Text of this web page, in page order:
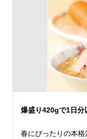
力屋で元気をチャ
※ぶたから定食と餃
上記期間中、アプ
無料になるクーポ
メン(並)または(大)
さらに、お子さま
しかもこのクーポ
クーポンは即日取
す（ ※1日1回限り
新年度を前に、ご家
爆盛り420gで1日分
春にぴったりの本